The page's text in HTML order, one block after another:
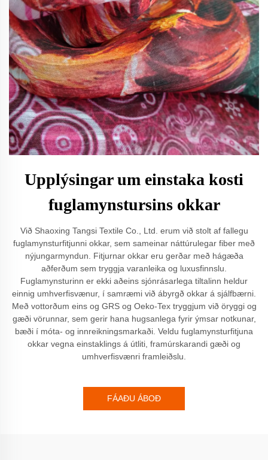
Upplýsingar um einstaka kosti
fuglamynstursins okkar
Við Shaoxing Tangsi Textile Co., Ltd. erum við stolt af fallegu
fuglamynsturfitjunni okkar, sem sameinar náttúrulegar fiber með
nýjungarmyndun. Fitjurnar okkar eru gerðar með hágæða
aðferðum sem tryggja varanleika og luxusfinnslu.
Fuglamynsturinn er ekki aðeins sjónrásarlega tiltalinn heldur
einnig umhverfisvænur, í samræmi við ábyrgð okkar á sjálfbærni.
Með vottorðum eins og GRS og Oeko-Tex tryggjum við öryggi og
gæði vörunnar, sem gerir hana hugsanlega fyrir ýmsar notkunar,
bæði í móta- og innreikningsmarkaði. Veldu fuglamynsturfitjuna
okkar vegna einstaklings á útliti, framúrskarandi gæði og
umhverfisvænri framleiðslu.
FÁAÐU ÁBOÐ